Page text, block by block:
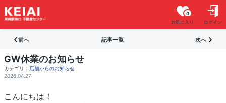
お気に入り
0
ログイン
前へ 記事一覧 次へ
GW休業のお知らせ
カテゴリ： 店舗からのお知らせ
2026.04.27
こんにちは！